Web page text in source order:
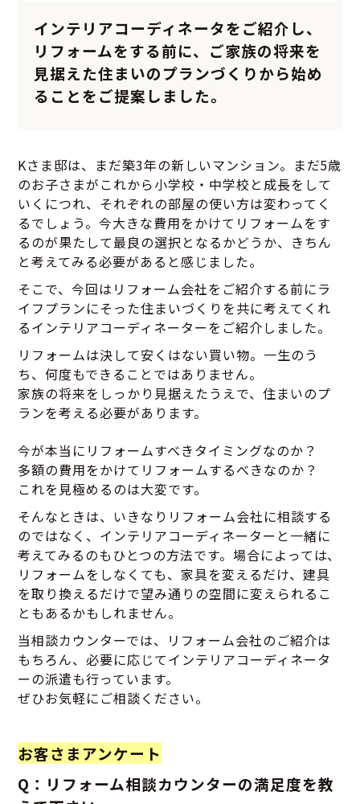
インテリアコーディネータをご紹介し、
リフォームをする前に、ご家族の将来を
見据えた住まいのプランづくりから始め
ることをご提案しました。
Kさま邸は、まだ築3年の新しいマンション。まだ5歳
のお子さまがこれから小学校・中学校と成長をして
いくにつれ、それぞれの部屋の使い方は変わってく
るでしょう。今大きな費用をかけてリフォームをす
るのが果たして最良の選択となるかどうか、きちん
と考えてみる必要があると感じました。
そこで、今回はリフォーム会社をご紹介する前にラ
イフプランにそった住まいづくりを共に考えてくれ
るインテリアコーディネーターをご紹介しました。
リフォームは決して安くはない買い物。一生のう
ち、何度もできることではありません。
家族の将来をしっかり見据えたうえで、住まいのプ
ランを考える必要があります。
今が本当にリフォームすべきタイミングなのか？
多額の費用をかけてリフォームするべきなのか？
これを見極めるのは大変です。
そんなときは、いきなりリフォーム会社に相談する
のではなく、インテリアコーディネーターと一緒に
考えてみるのもひとつの方法です。場合によっては、
リフォームをしなくても、家具を変えるだけ、建具
を取り換えるだけで望み通りの空間に変えられるこ
ともあるかもしれません。
当相談カウンターでは、リフォーム会社のご紹介は
もちろん、必要に応じてインテリアコーディネータ
ーの派遣も行っています。
ぜひお気軽にご相談ください。
お客さまアンケート
Q：リフォーム相談カウンターの満足度を教